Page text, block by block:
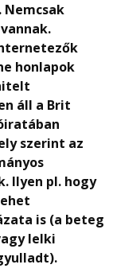
Nemcsak
honlapok
áll a Brit
szerint az
Ilyen pl. hogy
is (a beteg
lelki